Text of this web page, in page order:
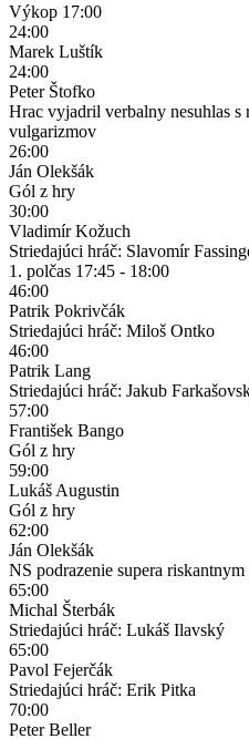
Výkop 17:00
24:00
Marek Luštík
24:00
Peter Štofko
Hrac vyjadril verbalny nesuhlas s
vulgarizmov
26:00
Ján Olekšák
Gól z hry
30:00
Vladimír Kožuch
Striedajúci hráč: Slavomír
1. polčas 17:45 - 18:00
46:00
Patrik Pokrivčák
Striedajúci hráč: Miloš Ontko
46:00
Patrik Lang
Striedajúci hráč: Jakub
57:00
František Bango
Gól z hry
59:00
Lukáš Augustin
Gól z hry
62:00
Ján Olekšák
NS podrazenie supera
65:00
Michal Šterbák
Striedajúci hráč: Lukáš Ilavský
65:00
Pavol Fejerčák
Striedajúci hráč: Erik Pitka
70:00
Peter Beller